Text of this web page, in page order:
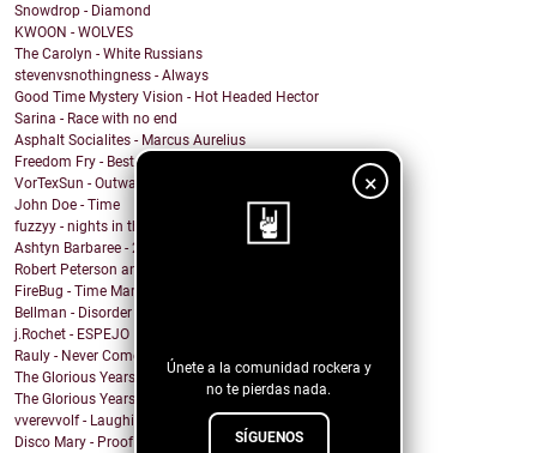
×
Únete a la comunidad rockera y
no te pierdas nada.
SÍGUENOS
Snowdrop - Diamond
KWOON - WOLVES
The Carolyn - White Russians
stevenvsnothingness - Always
Good Time Mystery Vision - Hot Headed Hector
Sarina - Race with no end
Asphalt Socialites - Marcus Aurelius
Freedom Fry - Best Friend
VorTexSun - Outward Spinning
John Doe - Time
fuzzyy - nights in the basement ft. long beard
Ashtyn Barbaree - 2am Shadow (Piano Version)
Robert Peterson and The Crusade - Of All The World
FireBug - Time Marches On
Bellman - Disorder
j.Rochet - ESPEJO
Rauly - Never Come Back
The Glorious Years - Cosmic Behaviour
The Glorious Years - Sweet Imperfections
vverevvolf - Laughing Til I Cry
Disco Mary - Proof